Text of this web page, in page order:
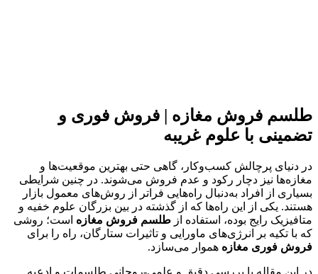
طلسم فروش مغازه | فروش فوری و
تضمینی با علوم غریبه
در دنیای پرچالش کسب‌وکار، گاهی حتی بهترین موقعیت‌ها و
مغازه‌ها نیز دچار رکود و عدم فروش می‌شوند. در چنین شرایطی
بسیاری از افراد به‌دنبال راه‌هایی فراتر از روش‌های معمول بازار
هستند. یکی از این راه‌ها که از گذشته در بین بزرگان علوم خفیه و
متافیزیک رایج بوده، استفاده از طلسم فروش مغازه است؛ روشی
که با تکیه بر انرژی‌های ماورایی و تاثیرات ستارگان، راه را برای
فروش فوری مغازه هموار می‌سازد.
در این مقاله با بررسی دقیق و علمی-روحانی طلسمات و ادعیه